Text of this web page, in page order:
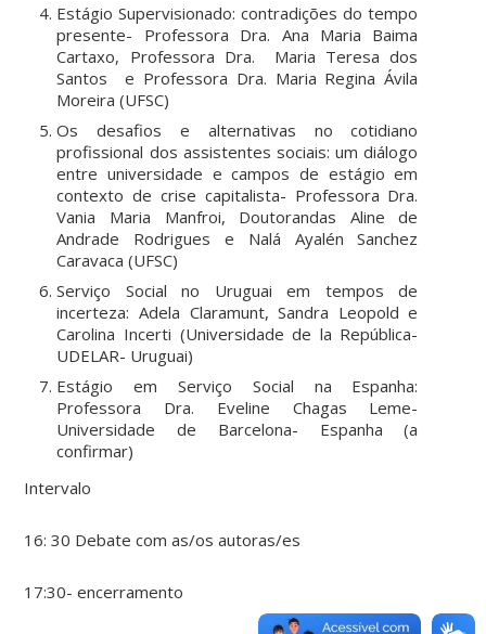
Estágio Supervisionado: contradições do tempo
presente- Professora Dra. Ana Maria Baima
Cartaxo, Professora Dra. Maria Teresa dos
Santos e Professora Dra. Maria Regina Ávila
Moreira (UFSC)
Os desafios e alternativas no cotidiano
profissional dos assistentes sociais: um diálogo
entre universidade e campos de estágio em
contexto de crise capitalista- Professora Dra.
Vania Maria Manfroi, Doutorandas Aline de
Andrade Rodrigues e Nalá Ayalén Sanchez
Caravaca (UFSC)
Serviço Social no Uruguai em tempos de
incerteza: Adela Claramunt, Sandra Leopold e
Carolina Incerti (Universidade de la República-
UDELAR- Uruguai)
Estágio em Serviço Social na Espanha:
Professora Dra. Eveline Chagas Leme-
Universidade de Barcelona- Espanha (a
confirmar)
Intervalo
16: 30 Debate com as/os autoras/es
17:30- encerramento